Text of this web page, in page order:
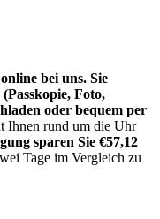
bei uns. Sie
Foto,
oder bequem per
Ihnen rund um die Uhr
sparen Sie €57,12
Tage im Vergleich zu